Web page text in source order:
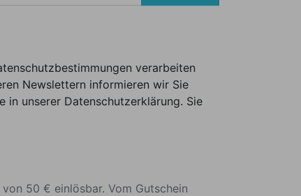
verarbeiten
Newslettern informieren wir Sie
in unserer Datenschutzerklärung. Sie
50 € einlösbar. Vom Gutschein